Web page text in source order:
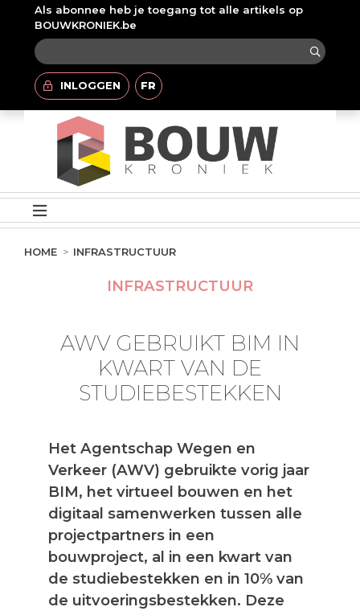
Als abonnee heb je toegang tot alle artikels op
BOUWKRONIEK.be
INLOGGEN FR
HOME INFRASTRUCTUUR
INFRASTRUCTUUR
AWV GEBRUIKT BIM IN
KWART VAN DE
STUDIEBESTEKKEN
Het Agentschap Wegen en
Verkeer (AWV) gebruikte vorig jaar
BIM, het virtueel bouwen en het
digitaal samenwerken tussen alle
projectpartners in een
bouwproject, al in een kwart van
de studiebestekken en in 10% van
de uitvoeringsbestekken. Deze